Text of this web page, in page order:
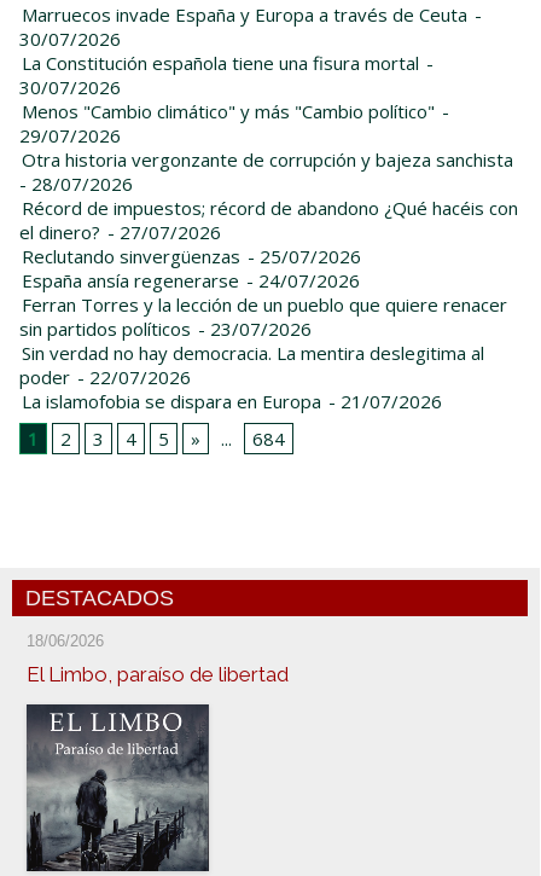
Marruecos invade España y Europa a través de Ceuta -
30/07/2026
La Constitución española tiene una fisura mortal -
30/07/2026
Menos "Cambio climático" y más "Cambio político" -
29/07/2026
Otra historia vergonzante de corrupción y bajeza sanchista
- 28/07/2026
Récord de impuestos; récord de abandono ¿Qué hacéis con
el dinero? - 27/07/2026
Reclutando sinvergüenzas - 25/07/2026
España ansía regenerarse - 24/07/2026
Ferran Torres y la lección de un pueblo que quiere renacer
sin partidos políticos - 23/07/2026
Sin verdad no hay democracia. La mentira deslegitima al
poder - 22/07/2026
La islamofobia se dispara en Europa - 21/07/2026
1
2 3 4 5 » ... 684
DESTACADOS
18/06/2026
El Limbo, paraíso de libertad